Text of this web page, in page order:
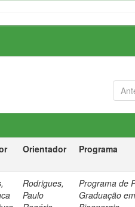
Orientador Programa
Rodrigues,
Paulo
Programa de
Graduação em